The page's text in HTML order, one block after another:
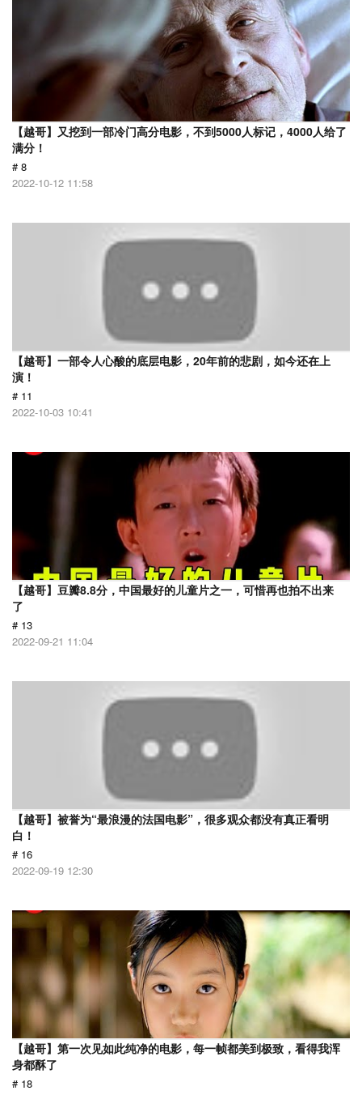
【越哥】又挖到一部冷门高分电影，不到5000人标记，4000人给了
满分！
# 8
2022-10-12 11:58
【越哥】一部令人心酸的底层电影，20年前的悲剧，如今还在上
演！
# 11
2022-10-03 10:41
【越哥】豆瓣8.8分，中国最好的儿童片之一，可惜再也拍不出来
了
# 13
2022-09-21 11:04
【越哥】被誉为“最浪漫的法国电影”，很多观众都没有真正看明
白！
# 16
2022-09-19 12:30
【越哥】第一次见如此纯净的电影，每一帧都美到极致，看得我浑
身都酥了
# 18